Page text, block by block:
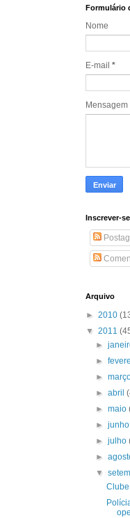
Formulário
Nome
E-mail *
Mensagem
Inscrever-
Arquivo
► 2010
▼ 2011
►
►
►
►abril
►maio
►
►julho
►
▼